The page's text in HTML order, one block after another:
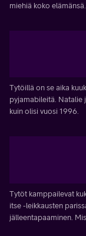
miehiä koko
Tytöillä on se aika
pyjamabileitä. Natalie
kuin olisi vuosi 1996.
Tytöt kamppailevat
itse -leikkausten
jälleentapaaminen.